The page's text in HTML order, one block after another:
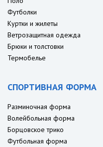
Футболки
Куртки и жилеты
Ветрозащитная одежда
Брюки и толстовки
Термобелье
СПОРТИВНАЯ ФОРМА
Разминочная форма
Волейбольная форма
Борцовское трико
Футбольная форма